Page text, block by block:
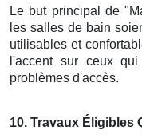
Le but principal de
les salles de bain
utilisables et
l'accent sur ceux
problèmes d'accès.
10. Travaux Éligibles